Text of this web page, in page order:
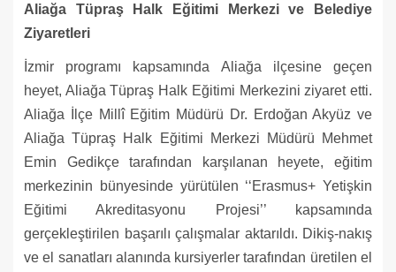
Aliağa Tüpraş Halk Eğitimi Merkezi ve Belediye
Ziyaretleri
İzmir programı kapsamında Aliağa ilçesine geçen
heyet, Aliağa Tüpraş Halk Eğitimi Merkezini ziyaret etti.
Aliağa İlçe Millî Eğitim Müdürü Dr. Erdoğan Akyüz ve
Aliağa Tüpraş Halk Eğitimi Merkezi Müdürü Mehmet
Emin Gedikçe tarafından karşılanan heyete, eğitim
merkezinin bünyesinde yürütülen ‘‘Erasmus+ Yetişkin
Eğitimi Akreditasyonu Projesi’’ kapsamında
gerçekleştirilen başarılı çalışmalar aktarıldı. Dikiş-nakış
ve el sanatları alanında kursiyerler tarafından üretilen el